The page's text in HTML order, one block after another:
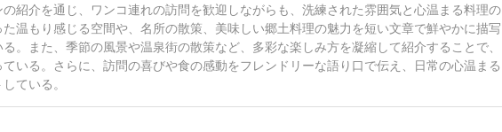
紹介を通じ、ワンコ連れの訪問を歓迎しながらも、洗練された雰囲気と心温まる料理の
温もり感じる空間や、名所の散策、美味しい郷土料理の魅力を短い文章で鮮やかに描写
。また、季節の風景や温泉街の散策など、多彩な楽しみ方を凝縮して紹介することで、
いる。さらに、訪問の喜びや食の感動をフレンドリーな語り口で伝え、日常の心温まる
ている。